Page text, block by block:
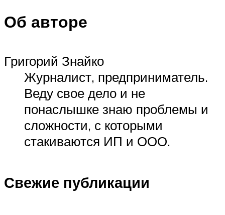
Об авторе
Григорий Знайко
Журналист, предприниматель.
Веду свое дело и не
понаслышке знаю проблемы и
сложности, с которыми
стакиваются ИП и ООО.
Свежие публикации